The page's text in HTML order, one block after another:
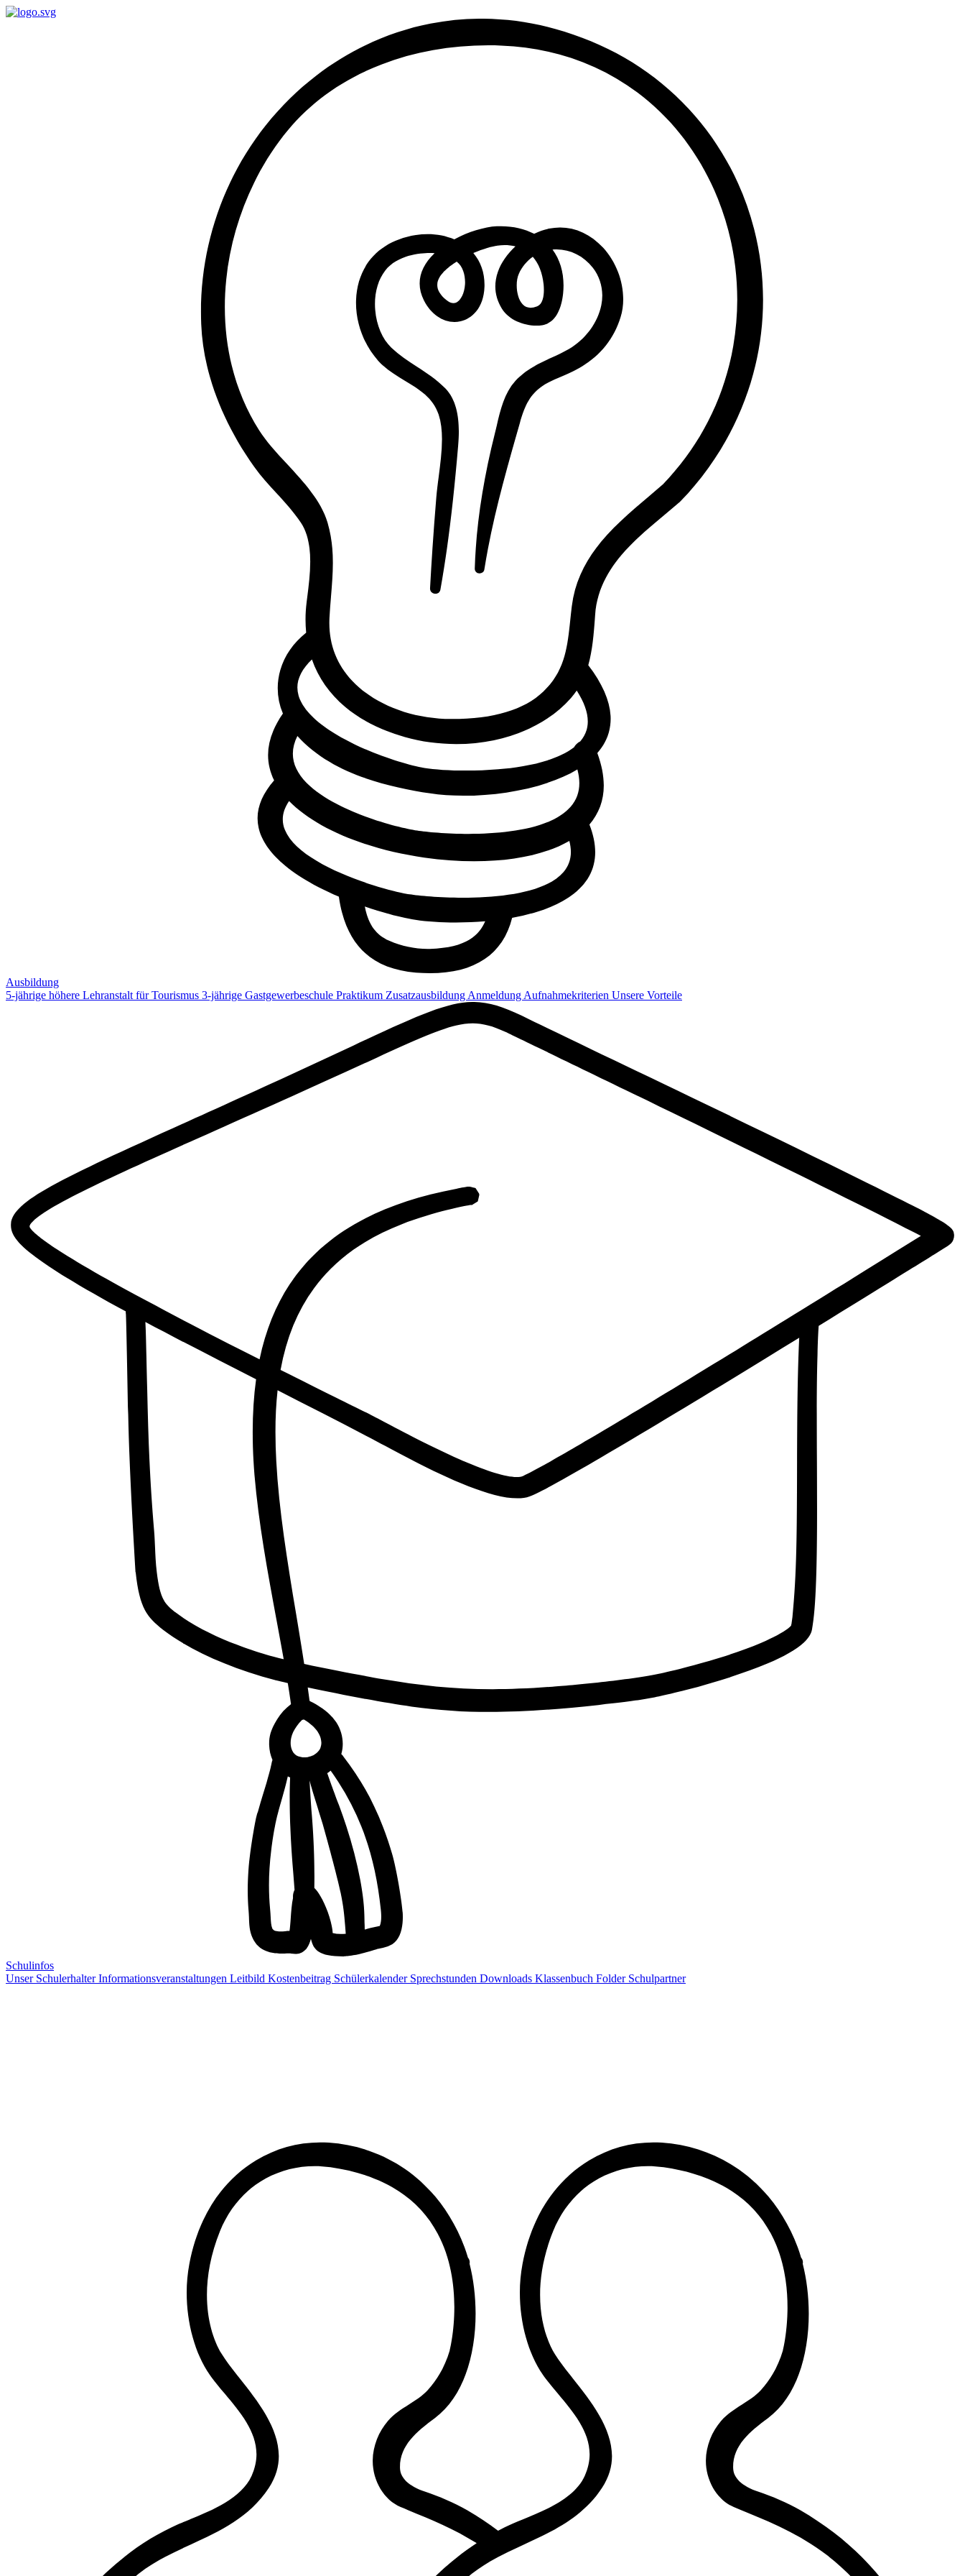
Ausbildung
5-jährige höhere Lehranstalt für Tourismus 3-jährige Gastgewerbeschule Praktikum Zusatzausbildung Anmeldung Aufnahmekriterien Unsere Vorteile
Schulinfos
Unser SchulerhalterInformationsveranstaltungen Leitbild Kostenbeitrag Schülerkalender Sprechstunden Downloads Klassenbuch Folder Schulpartner